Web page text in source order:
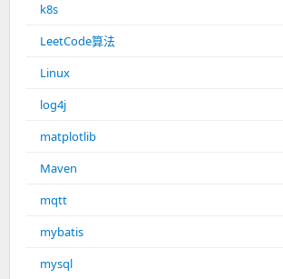
k8s
LeetCode算法
Linux
log4j
matplotlib
Maven
mqtt
mybatis
mysql